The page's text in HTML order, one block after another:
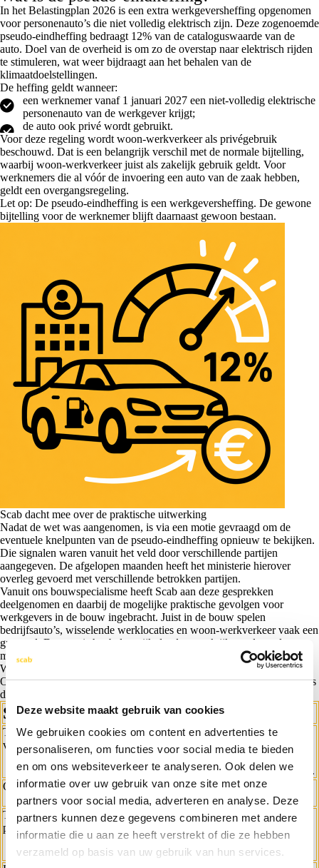
Deze website maakt gebruik van cookies
We gebruiken cookies om content en advertenties te
personaliseren, om functies voor social media te bieden
en om ons websiteverkeer te analyseren. Ook delen we
informatie over uw gebruik van onze site met onze
partners voor social media, adverteren en analyse. Deze
partners kunnen deze gegevens combineren met andere
informatie die u aan ze heeft verstrekt of die ze hebben
verzameld op basis van uw gebruik van hun services.
In het Belastingplan 2026 is een extra werkgeversheffing opgenomen
voor personenauto’s die niet volledig elektrisch zijn. Deze zogenoemde
pseudo-eindheffing bedraagt 12% van de cataloguswaarde van de
auto. Doel van de overheid is om zo de overstap naar elektrisch rijden
te stimuleren, wat weer bijdraagt aan het behalen van de
klimaatdoelstellingen.
De heffing geldt wanneer:
een werknemer vanaf 1 januari 2027 een niet-volledig elektrische
personenauto van de werkgever krijgt;
de auto ook privé wordt gebruikt.
Voor deze regeling wordt woon-werkverkeer als privégebruik
beschouwd. Dat is een belangrijk verschil met de normale bijtelling,
waarbij woon-werkverkeer juist als zakelijk gebruik geldt. Voor
werknemers die al vóór de invoering een auto van de zaak hebben,
geldt een overgangsregeling.
Let op: De pseudo-eindheffing is een werkgeversheffing. De gewone
bijtelling voor de werknemer blijft daarnaast gewoon bestaan.
Scab dacht mee over de praktische uitwerking
Nadat de wet was aangenomen, is via een motie gevraagd om de
eventuele knelpunten van de pseudo-eindheffing opnieuw te bekijken.
Die signalen waren vanuit het veld door verschillende partijen
aangegeven. De afgelopen maanden heeft het ministerie hierover
overleg gevoerd met verschillende betrokken partijen.
Vanuit ons bouwspecialisme heeft Scab aan deze gesprekken
deelgenomen en daarbij de mogelijke praktische gevolgen voor
werkgevers in de bouw ingebracht. Juist in de bouw spelen
bedrijfsauto’s, wisselende werklocaties en woon-werkverkeer vaak een
grote rol. Daarom is het belangrijk dat deze praktijk goed wordt
meegenomen bij de verdere uitwerking van de regeling.
Welke uitzonderingen zijn aangekondigd?
Om knelpunten uit de praktijk te ondervangen, heeft de staatssecretaris
de volgende aanpassingen aangekondigd.
Situatie Wijziging
Tijdelijke
vervangende auto
Geen pseudo-eindheffing als een elektrische auto
tijdelijk wordt vervangen vanwege schade,
onderhoud, reparatie of bandenwissel.
voor maximaal 14 aaneengesloten kalenderdagen.
Overgangsregeling De overgangsregeling wordt verlengd tot 1
januari 2031. Dit was 17 september 2030.
Tijdelijke huur- of
poolauto
Er komt een vrijstelling voor één periode van
maximaal 7 aaneengesloten dagen per
kalenderjaar. Deze vrijstelling vervalt per 1
januari 2031.